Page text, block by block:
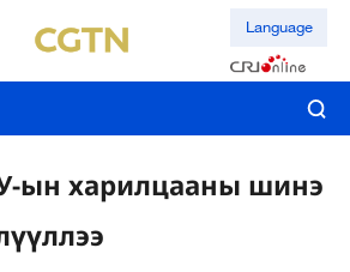
Language
ын харилцааны шинэ